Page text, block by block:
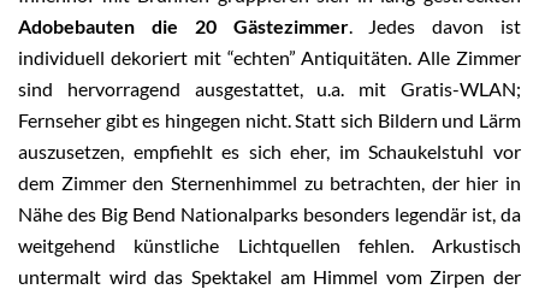
Adobebauten die 20 Gästezimmer. Jedes davon ist
individuell dekoriert mit “echten” Antiquitäten. Alle Zimmer
sind hervorragend ausgestattet, u.a. mit Gratis-WLAN;
Fernseher gibt es hingegen nicht. Statt sich Bildern und Lärm
auszusetzen, empfiehlt es sich eher, im Schaukelstuhl vor
dem Zimmer den Sternenhimmel zu betrachten, der hier in
Nähe des Big Bend Nationalparks besonders legendär ist, da
weitgehend künstliche Lichtquellen fehlen. Arkustisch
untermalt wird das Spektakel am Himmel vom Zirpen der